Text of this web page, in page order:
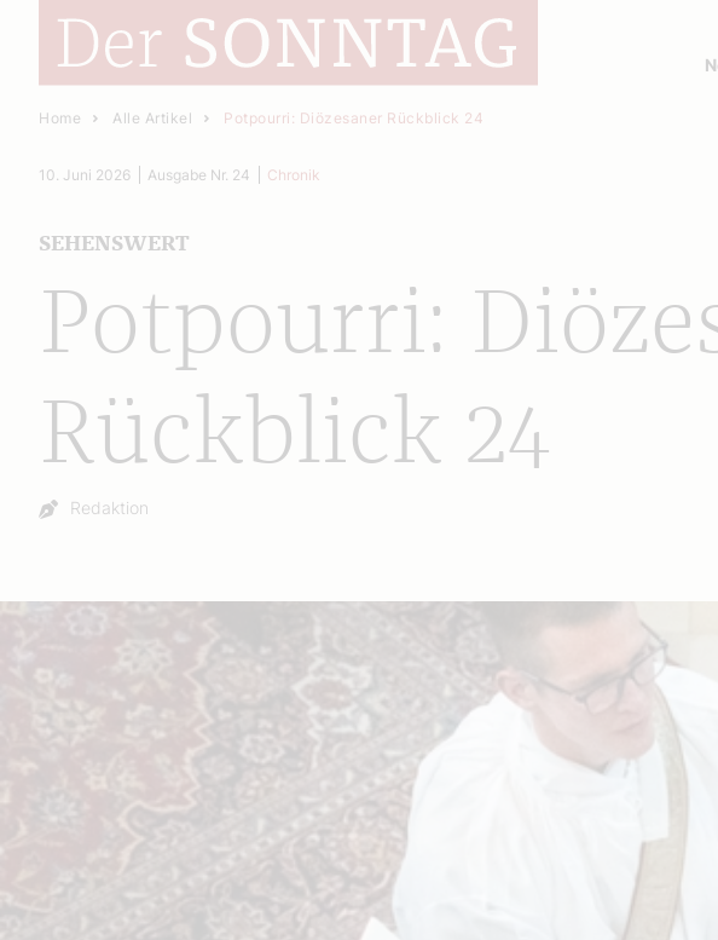
Home Alle Artikel Potpourri: Diözesaner Rückblick 24
Potpourri:
Rückblick 24
SEHENSWERT
10. Juni 2026 Ausgabe Nr. 24 Chronik
Autor:
Redaktion